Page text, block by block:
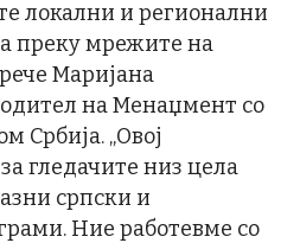
локални и регионални
преку мрежите на
Маријана
на Менаџмент со
Србија. „Овој
гледачите низ цела
српски и
Ние работевме со